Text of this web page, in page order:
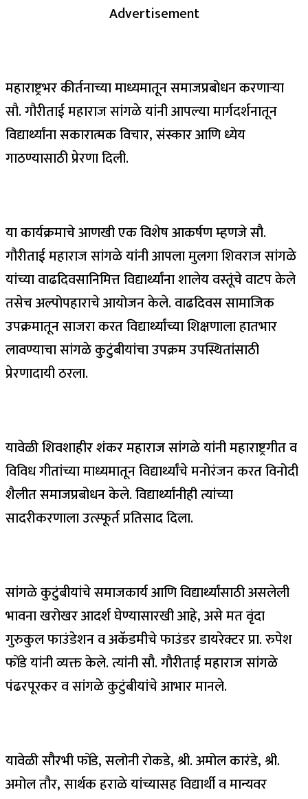
Advertisement
महाराष्ट्रभर कीर्तनाच्या माध्यमातून समाजप्रबोधन करणाऱ्या
सौ. गौरीताई महाराज सांगळे यांनी आपल्या मार्गदर्शनातून
विद्यार्थ्यांना सकारात्मक विचार, संस्कार आणि ध्येय
गाठण्यासाठी प्रेरणा दिली.
या कार्यक्रमाचे आणखी एक विशेष आकर्षण म्हणजे सौ.
गौरीताई महाराज सांगळे यांनी आपला मुलगा शिवराज सांगळे
यांच्या वाढदिवसानिमित्त विद्यार्थ्यांना शालेय वस्तूंचे वाटप केले
तसेच अल्पोपहाराचे आयोजन केले. वाढदिवस सामाजिक
उपक्रमातून साजरा करत विद्यार्थ्यांच्या शिक्षणाला हातभार
लावण्याचा सांगळे कुटुंबीयांचा उपक्रम उपस्थितांसाठी
प्रेरणादायी ठरला.
यावेळी शिवशाहीर शंकर महाराज सांगळे यांनी महाराष्ट्रगीत व
विविध गीतांच्या माध्यमातून विद्यार्थ्यांचे मनोरंजन करत विनोदी
शैलीत समाजप्रबोधन केले. विद्यार्थ्यांनीही त्यांच्या
सादरीकरणाला उत्स्फूर्त प्रतिसाद दिला.
सांगळे कुटुंबीयांचे समाजकार्य आणि विद्यार्थ्यांसाठी असलेली
भावना खरोखर आदर्श घेण्यासारखी आहे, असे मत वृंदा
गुरुकुल फाउंडेशन व अकॅडमीचे फाउंडर डायरेक्टर प्रा. रुपेश
फोंडे यांनी व्यक्त केले. त्यांनी सौ. गौरीताई महाराज सांगळे
पंढरपूरकर व सांगळे कुटुंबीयांचे आभार मानले.
यावेळी सौरभी फोंडे, सलोनी रोकडे, श्री. अमोल कारंडे, श्री.
अमोल तौर, सार्थक हराळे यांच्यासह विद्यार्थी व मान्यवर